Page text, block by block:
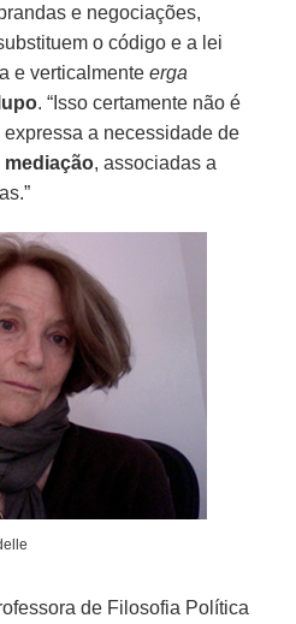
e negociações,
o código e a lei
e verticalmenteerga
. “Isso certamente não é
a necessidade de
mediação, associadas a
de Filosofia Política